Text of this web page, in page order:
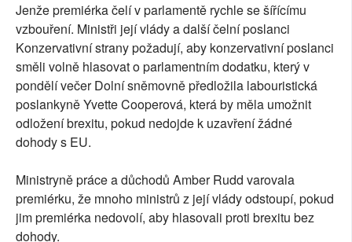
Jenže premiérka čelí v parlamentě rychle se šířícímu
vzbouření. Ministři její vlády a další čelní poslanci
Konzervativní strany požadují, aby konzervativní poslanci
směli volně hlasovat o parlamentním dodatku, který v
pondělí večer Dolní sněmovně předložila labouristická
poslankyně Yvette Cooperová, která by měla umožnit
odložení brexitu, pokud nedojde k uzavření žádné
dohody s EU.
Ministryně práce a důchodů Amber Rudd varovala
premiérku, že mnoho ministrů z její vlády odstoupí, pokud
jim premiérka nedovolí, aby hlasovali proti brexitu bez
dohody.